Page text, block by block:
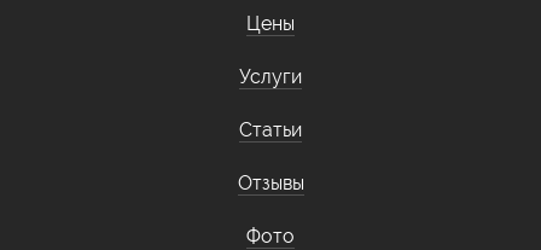
Цены
Услуги
Статьи
Отзывы
Фото